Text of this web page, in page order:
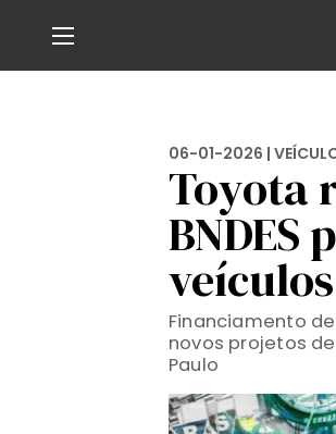
06-01-2026 |
Toyota
BNDES
Financiamento
novos projetos
Paulo